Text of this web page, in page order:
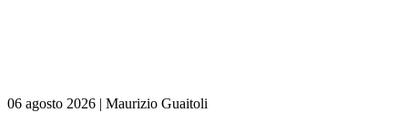
06 agosto 2026 | Maurizio Guaitoli